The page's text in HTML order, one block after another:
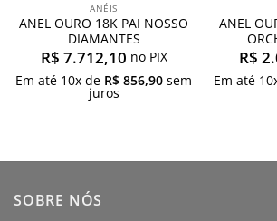
ANÉIS
ANEL OURO 18K PAI NOSSO
DIAMANTES
R$ 7.712,10 no PIX
Em até 10x de R$ 856,90 sem
juros
ANEL
R$
Em até 10
SOBRE NÓS